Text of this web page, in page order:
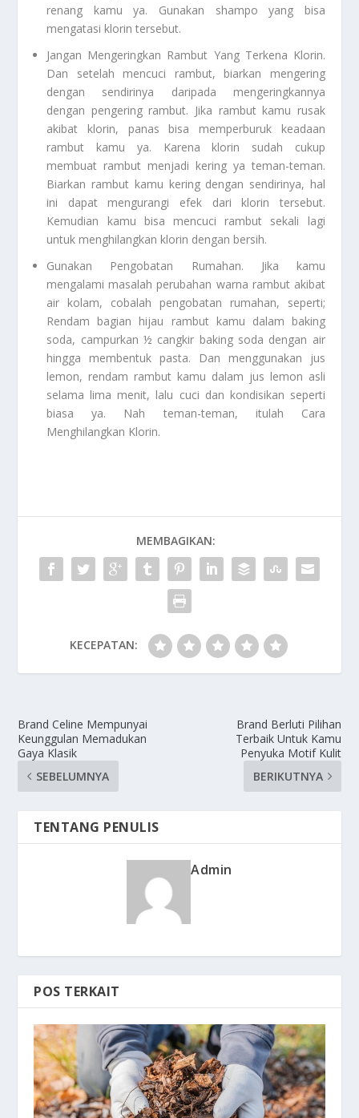
renang kamu ya. Gunakan shampo yang bisa
mengatasi klorin tersebut.
Jangan Mengeringkan Rambut Yang Terkena Klorin.
Dan setelah mencuci rambut, biarkan mengering
dengan sendirinya daripada mengeringkannya
dengan pengering rambut. Jika rambut kamu rusak
akibat klorin, panas bisa memperburuk keadaan
rambut kamu ya. Karena klorin sudah cukup
membuat rambut menjadi kering ya teman-teman.
Biarkan rambut kamu kering dengan sendirinya, hal
ini dapat mengurangi efek dari klorin tersebut.
Kemudian kamu bisa mencuci rambut sekali lagi
untuk menghilangkan klorin dengan bersih.
Gunakan Pengobatan Rumahan. Jika kamu
mengalami masalah perubahan warna rambut akibat
air kolam, cobalah pengobatan rumahan, seperti;
Rendam bagian hijau rambut kamu dalam baking
soda, campurkan ½ cangkir baking soda dengan air
hingga membentuk pasta. Dan menggunakan jus
lemon, rendam rambut kamu dalam jus lemon asli
selama lima menit, lalu cuci dan kondisikan seperti
biasa ya. Nah teman-teman, itulah Cara
Menghilangkan Klorin.
MEMBAGIKAN:
KECEPATAN:
Brand Celine Mempunyai
Keunggulan Memadukan
Gaya Klasik
SEBELUMNYA
Brand Berluti Pilihan
Terbaik Untuk Kamu
Penyuka Motif Kulit
BERIKUTNYA
TENTANG PENULIS
Admin
POS TERKAIT